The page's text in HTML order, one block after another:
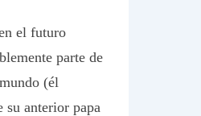
el futuro
parte de
(él
su anterior papa